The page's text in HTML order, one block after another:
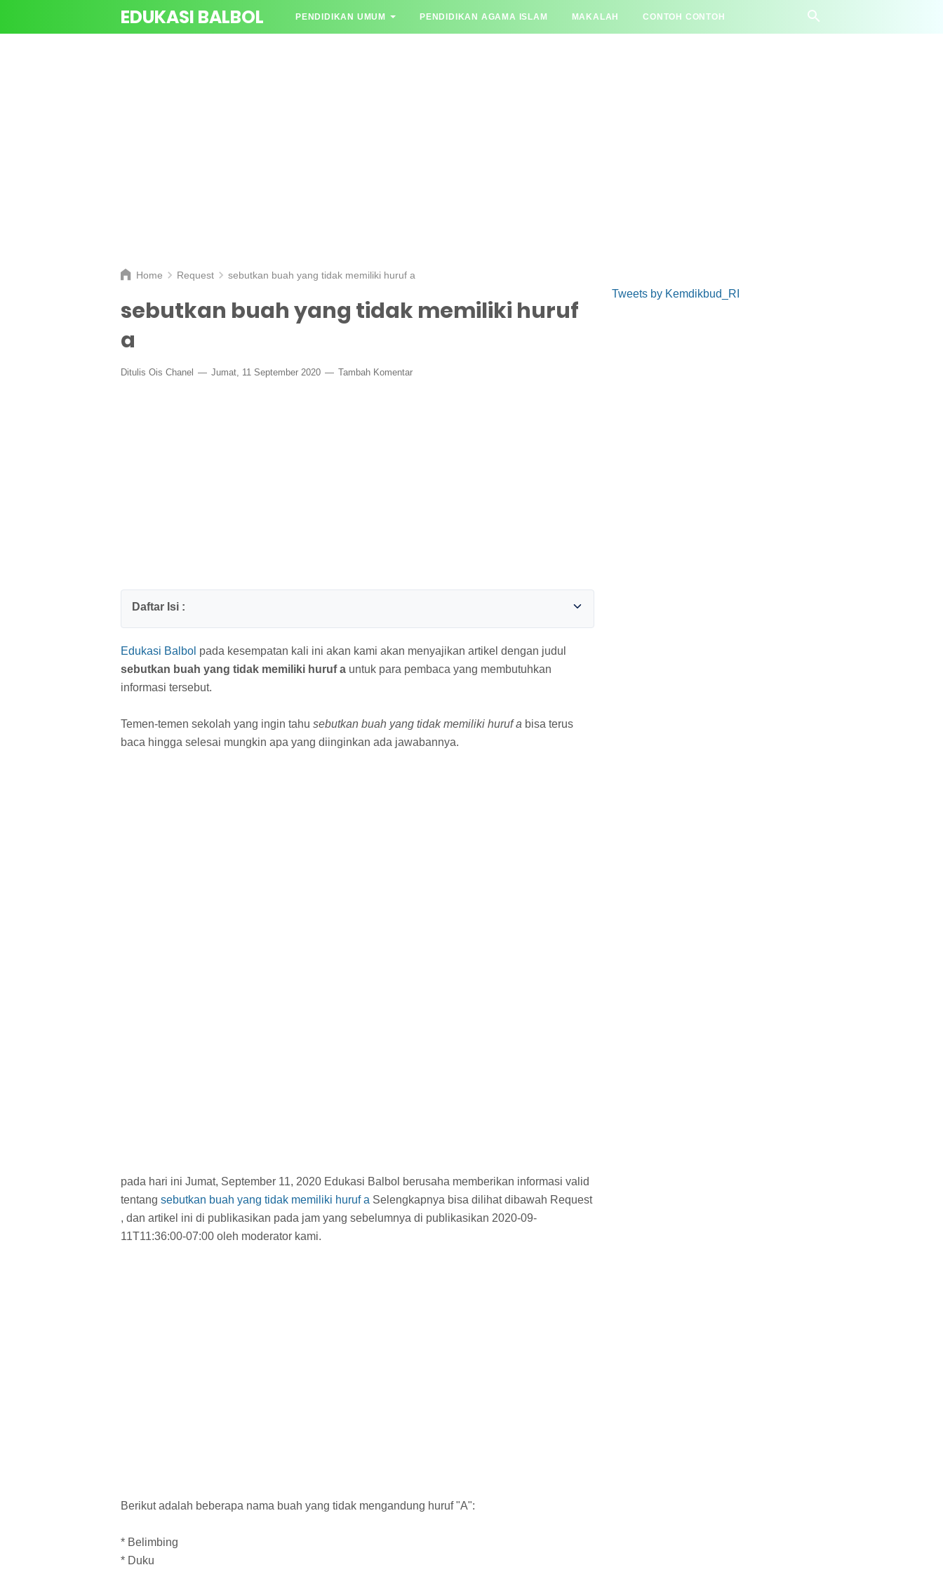
EDUKASI BALBOL PENDIDIKAN UMUM PENDIDIKAN AGAMA ISLAM MAKALAH CONTOH CONTOH
Home Request sebutkan buah yang tidak memiliki huruf a
sebutkan buah yang tidak memiliki huruf
a
Ditulis Ois Chanel Jumat, 11 September 2020 Tambah Komentar
Edukasi Balbol pada kesempatan kali ini akan kami akan menyajikan artikel dengan judul
sebutkan buah yang tidak memiliki huruf a untuk para pembaca yang membutuhkan
informasi tersebut.
Temen-temen sekolah yang ingin tahu sebutkan buah yang tidak memiliki huruf a bisa terus
baca hingga selesai mungkin apa yang diinginkan ada jawabannya.
pada hari ini Jumat, September 11, 2020 Edukasi Balbol berusaha memberikan informasi valid
tentang sebutkan buah yang tidak memiliki huruf a Selengkapnya bisa dilihat dibawah Request
, dan artikel ini di publikasikan pada jam yang sebelumnya di publikasikan 2020-09-
11T11:36:00-07:00 oleh moderator kami.
Berikut adalah beberapa nama buah yang tidak mengandung huruf "A":
* Belimbing
* Duku
Tweets by Kemdikbud_RI